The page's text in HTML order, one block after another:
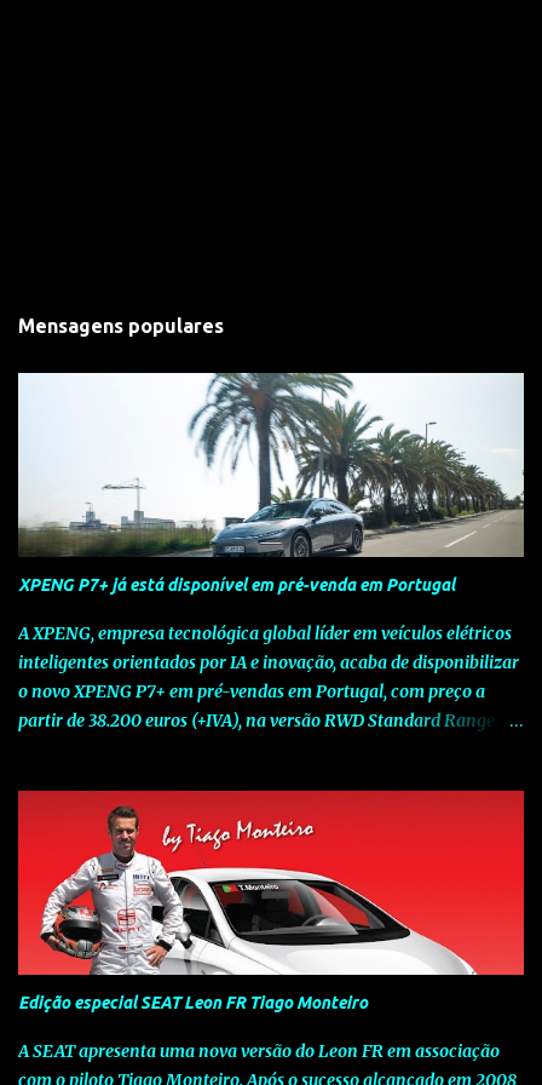
Mensagens populares
XPENG P7+ já está disponível em pré-venda em Portugal
A XPENG, empresa tecnológica global líder em veículos elétricos
inteligentes orientados por IA e inovação, acaba de disponibilizar
o novo XPENG P7+ em pré-vendas em Portugal, com preço a
partir de 38.200 euros (+IVA), na versão RWD Standard Range.
num momento decisivo, em que a indústria automóvel evolui da
mobilidade baseada na potência para a mobilidade baseada na
inteligência. Concebido como um fastback preparado para o
futuro e otimizado por Inteligência Artificial (IA), o novo XPENG
P7+ combina uma arquitetura inteligente avançada, um espaço
de referência no segmento e grande versatilidade para viagens,
respondendo às exigências do quotidiano europeu e refletindo o
compromisso de longo prazo da XPENG com a mobilidade
elétrica centrada no utilizador. O novo XPENG P7+ destaca-se
pela exclusividade do chip TURING AI, que oferece até 750 TOPS
Edição especial SEAT Leon FR Tiago Monteiro
A SEAT apresenta uma nova versão do Leon FR em associação
com o piloto Tiago Monteiro. Após o sucesso alcançado em 2008